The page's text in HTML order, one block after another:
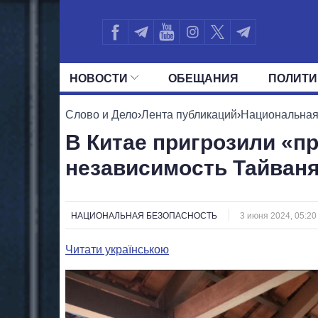
НОВОСТИ ОБЕЩАНИЯ
ВСЕ ПОЛИТИКИ ПРЕЗИДЕНТ И
Слово и Дело›Лента публикаций›
В Китае пригрозили
независимость Тайваня
НАЦИОНАЛЬНАЯ БЕЗОПАСНОСТЬ 3 июня 2024, 05:20
Читати українською